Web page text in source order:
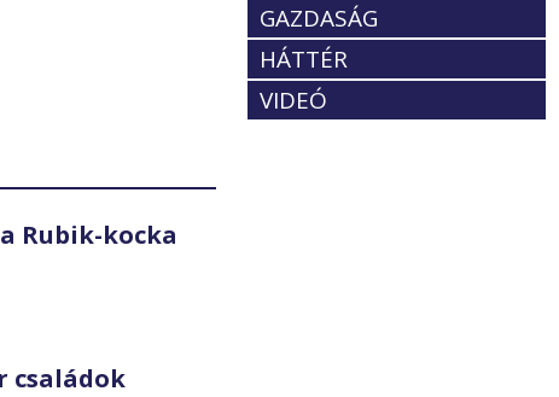
Rubik-kocka
családok
GAZDASÁG
HÁTTÉR
VIDEÓ